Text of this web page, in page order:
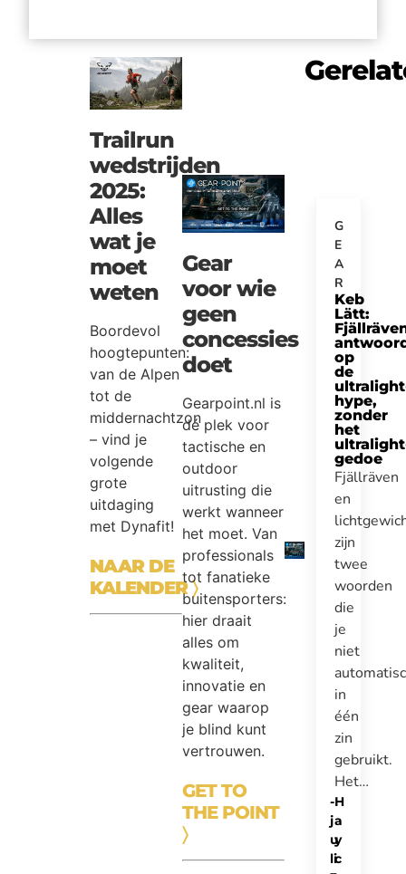
Trailrun
wedstrijden
2025:
Alles
wat je
moet
weten
Boordevol
hoogtepunten:
van de Alpen
tot de
middernachtzon
– vind je
volgende
grote
uitdaging
met Dynafit!
NAAR DE
KALENDER〉
Gear
voor wie
geen
concessies
doet
Gearpoint.nl is
dé plek voor
tactische en
outdoor
uitrusting die
werkt wanneer
het moet. Van
professionals
tot fanatieke
buitensporters:
hier draait
alles om
kwaliteit,
innovatie en
gear waarop
je blind kunt
vertrouwen.
GET TO
THE POINT
〉
G
E
A
R
Keb
Lätt:
op
de
hype,
zonder
het
gedoe
Fjällräven
en
zijn
twee
woorden
die
je
niet
in
één
zin
gebruikt.
Het…
H
a
y
c
-
j
u
li